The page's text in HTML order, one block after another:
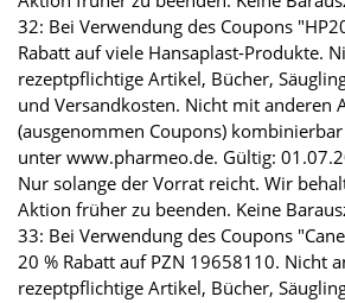
32: Bei Verwendung des Coupons
Rabatt auf viele Hansaplast-Produkte.
rezeptpflichtige Artikel, Bücher,
und Versandkosten. Nicht mit anderen
(ausgenommen Coupons)
unter www.pharmeo.de. Gültig:
Nur solange der Vorrat reicht. Wir
Aktion früher zu beenden. Keine
33: Bei Verwendung des Coupons
20 % Rabatt auf PZN 19658110. Nicht
rezeptpflichtige Artikel, Bücher,